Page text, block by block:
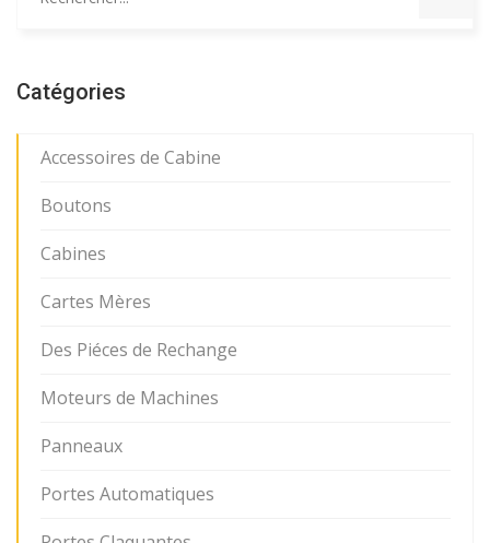
Catégories
Accessoires de Cabine
Boutons
Cabines
Cartes Mères
Des Piéces de Rechange
Moteurs de Machines
Panneaux
Portes Automatiques